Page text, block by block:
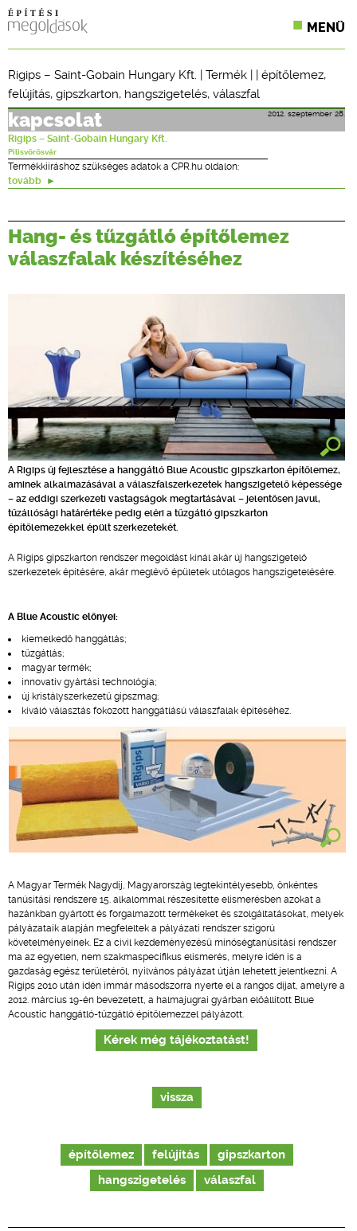
MENÜ
SZAKLAPOK
CPR TERMÉKKIÍRÁS
ÉPÍTÉSI JOG
TERVEZÉSI SEGÉDLETEK
Rigips – Saint-Gobain Hungary Kft. | Termék | | építőlemez,
felújítás, gipszkarton, hangszigetelés, válaszfal
2012. szeptember 28.
kapcsolat
Rigips – Saint-Gobain Hungary Kft.
Pilisvörösvár
Termékkiíráshoz szükséges adatok a CPR.hu oldalon:
tovább
Hang- és tűzgátló építőlemez
válaszfalak készítéséhez
A Rigips új fejlesztése a hanggátló Blue Acoustic gipszkarton építőlemez,
aminek alkalmazásával a válaszfalszerkezetek hangszigetelő képessége
– az eddigi szerkezeti vastagságok megtartásával – jelentősen javul,
tűzállósági határértéke pedig eléri a tűzgátló gipszkarton
építőlemezekkel épült szerkezetekét.
A Rigips gipszkarton rendszer megoldást kínál akár új hangszigetelő
szerkezetek építésére, akár meglévő épületek utólagos hangszigetelésére.
A Blue Acoustic előnyei:
kiemelkedő hanggátlás;
tűzgátlás;
magyar termék;
innovatív gyártási technológia;
új kristályszerkezetű gipszmag;
kiváló választás fokozott hanggátlású válaszfalak építéséhez.
A Magyar Termék Nagydíj, Magyarország legtekintélyesebb, önkéntes
tanúsítási rendszere 15. alkalommal részesítette elismerésben azokat a
hazánkban gyártott és forgalmazott termékeket és szolgáltatásokat, melyek
pályázataik alapján megfeleltek a pályázati rendszer szigorú
követelményeinek. Ez a civil kezdeményezésű minőségtanúsítási rendszer
ma az egyetlen, nem szakmaspecifikus elismerés, melyre idén is a
gazdaság egész területéről, nyilvános pályázat útján lehetett jelentkezni. A
Rigips 2010 után idén immár másodszorra nyerte el a rangos díjat, amelyre a
2012. március 19-én bevezetett, a halmajugrai gyárban előállított Blue
Acoustic hanggátló-tűzgátló építőlemezzel pályázott.
Kérek még tájékoztatást!
vissza
építőlemez felújítás
gipszkarton
hangszigetelés
válaszfal